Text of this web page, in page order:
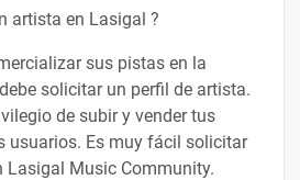
artista en Lasigal ?
sus pistas en la
solicitar un perfil de artista.
de subir y vender tus
usuarios. Es muy fácil solicitar
Lasigal Music Community.